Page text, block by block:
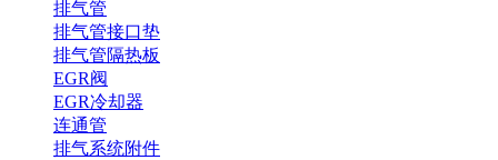
排气管
排气管接口垫
排气管隔热板
EGR阀
EGR冷却器
连通管
排气系统附件